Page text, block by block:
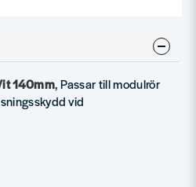
140mm, Passar till modulrör
vid